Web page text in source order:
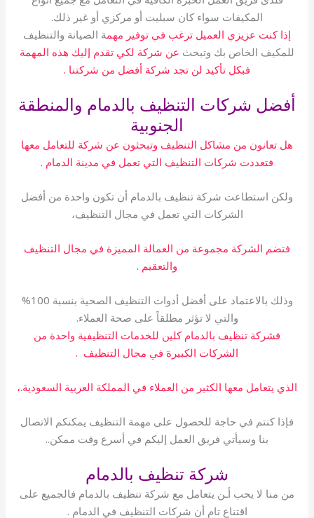
المكيفات سواء كان سبليت أو مركزي أو غير ذلك.
إذا كنت عزيزي العميل ترغب في توفير مهمة الصيانة والتنظيف
للمكيف الخاص بك وتبحث عن شركة لكي تقدم إليك هذه المهمة
فبكل تأكيد لن تجد شركة أفضل من شركتنا .
أفضل شركات التنظيف بالدمام والمنطقة
الجنوبية
هل تعانون من مشاكل التنظيف وتبحثون عن شركة للتعامل معها
فتعددت شركات التنظيف التي تعمل في مدينة الدمام .
ولكن استطاعت شركة تنظيف بالدمام أن تكون واحدة من أفضل
الشركات التي تعمل في مجال التنظيف،
فتضم الشركة مجموعة من العمالة المميزة في مجال التنظيف
والتعقيم .
وذلك بالاعتماد على أفضل أدوات التنظيف الصحية بنسبة 100%
والتي لا تؤثر مطلقاً على صحة العملاء.
فشركة تنظيف بالدمام كلين للخدمات التنظيفية واحدة من
الشركات الكبيرة في مجال التنظيف .
الذي يتعامل معها الكثير من العملاء في المملكة العربية السعودية.،
فإذا كنتم في حاجة للحصول على مهمة التنظيف يمكنكم الاتصال
بنا وسيأتي فريق العمل إليكم في أسرع وقت ممكن..
شركة تنظيف بالدمام
من منا لا يحب أـن يتعامل مع شركة تنظيف بالدمام فالجميع على
اقتناع تام أن شركات التنظيف في الدمام .